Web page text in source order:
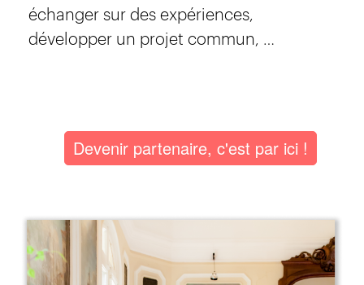
échanger sur des expériences,
développer un projet commun, …
Devenir partenaire, c'est par ici !